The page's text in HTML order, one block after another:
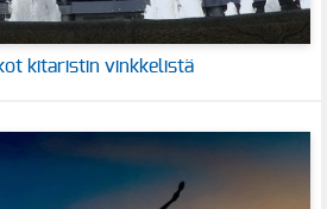
kitaristin vinkkelistä